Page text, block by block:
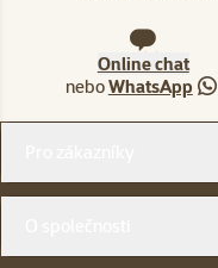
Online chat
neboWhatsApp